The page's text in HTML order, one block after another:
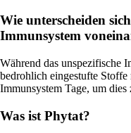
Wie unterscheiden
Immunsystem
Während das unspezifische
bedrohlich eingestufte Stoffe
Immunsystem Tage, um dies
Was ist Phytat?